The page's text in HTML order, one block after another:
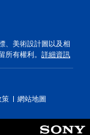
、美術設計圖以及相
所有權利。 詳細資訊
策 網站地圖